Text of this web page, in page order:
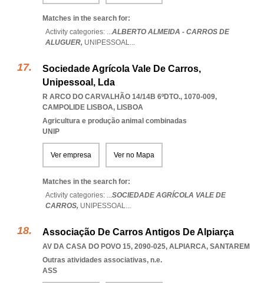
Matches in the search for:
Activity categories: ...ALBERTO ALMEIDA - CARROS DE
ALUGUER, UNIPESSOAL...
Sociedade Agrícola Vale De Carros,
Unipessoal, Lda
R ARCO DO CARVALHÃO 14/14B 6ºDTO., 1070-009,
CAMPOLIDE LISBOA, LISBOA
Agricultura e produção animal combinadas
UNIP
Ver empresa Ver no Mapa
Matches in the search for:
Activity categories: ...SOCIEDADE AGRÍCOLA VALE DE
CARROS, UNIPESSOAL...
Associação De Carros Antigos De Alpiarça
AV DA CASA DO POVO 15, 2090-025, ALPIARCA, SANTAREM
Outras atividades associativas, n.e.
ASS